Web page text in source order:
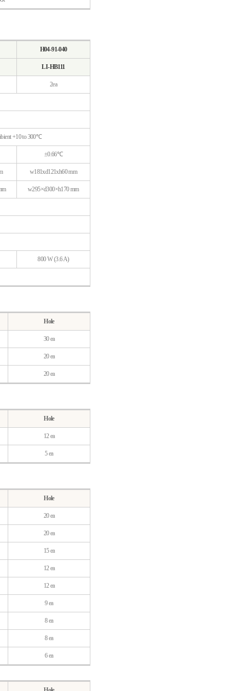
H04-91-040
LI-HB111
2ea
+10 to 300℃
±0.66℃
w181xd121xh60 mm
w295×d300×h170 mm
800 W (3.6 A)
Hole
30 ea
20 ea
20 ea
Hole
12 ea
5 ea
Hole
20 ea
20 ea
15 ea
12 ea
12 ea
9 ea
8 ea
8 ea
6 ea